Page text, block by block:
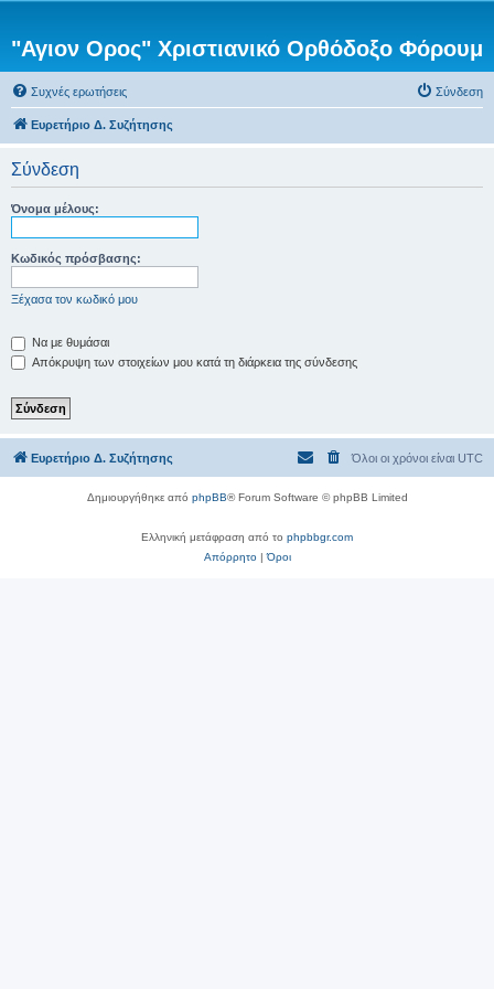
"Αγιον Ορος" Χριστιανικό Ορθόδοξο Φόρουμ
Συχνές ερωτήσεις Σύνδεση
Ευρετήριο Δ. Συζήτησης
Σύνδεση
Όνομα μέλους:
Κωδικός πρόσβασης:
Ξέχασα τον κωδικό μου
Να με θυμάσαι
Απόκρυψη των στοιχείων μου κατά τη διάρκεια της σύνδεσης
Ευρετήριο Δ. Συζήτησης Όλοι οι χρόνοι είναι UTC
Δημιουργήθηκε από phpBB® Forum Software © phpBB Limited
Ελληνική μετάφραση από το phpbbgr.com
Απόρρητο|Όροι